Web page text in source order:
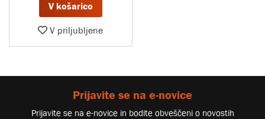
V košarico
V priljubljene
Prijavite se na e-novice
Prijavite se na e-novice in bodite obveščeni o novostih